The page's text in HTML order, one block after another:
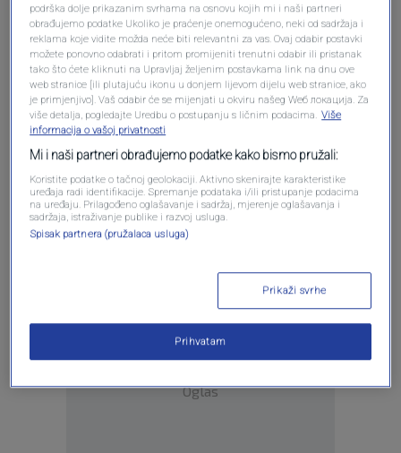
Oglas
Oglas
podrška dolje prikazanim svrhama na osnovu kojih mi i naši partneri
obrađujemo podatke Ukoliko je praćenje onemogućeno, neki od sadržaja i
reklama koje vidite možda neće biti relevantni za vas. Ovaj odabir postavki
možete ponovno odabrati i pritom promijeniti trenutni odabir ili pristanak
tako što ćete kliknuti na Upravljaj željenim postavkama link na dnu ove
web stranice [ili plutajuću ikonu u donjem lijevom dijelu web stranice, ako
je primjenjivo]. Vaš odabir će se mijenjati u okviru našeg Wеб локација. Za
više detalja, pogledajte Uredbu o postupanju s ličnim podacima. Više
informacija o vašoj privatnosti
Mi i naši partneri obrađujemo podatke kako bismo pružali:
Koristite podatke o tačnoj geolokaciji. Aktivno skenirajte karakteristike
uređaja radi identifikacije. Spremanje podataka i/ili pristupanje podacima
na uređaju. Prilagođeno oglašavanje i sadržaj, mjerenje oglašavanja i
sadržaja, istraživanje publike i razvoj usluga.
Spisak partnera (pružalaca usluga)
Prikaži svrhe
Prihvatam